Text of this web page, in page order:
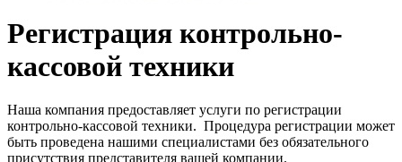
Регистрация контрольно-
кассовой техники
Наша компания предоставляет услуги по регистрации
контрольно-кассовой техники. Процедура регистрации может
быть проведена нашими специалистами без обязательного
присутствия представителя вашей компании.